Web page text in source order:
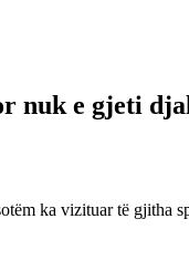
nuk e gjeti
ka vizituar të gjitha